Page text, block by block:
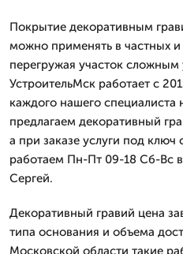
Покрытие декоративным
можно применять в частных
перегружая участок
УстроительМск работает с
каждого нашего специалиста
предлагаем декоративный
а при заказе услуги под
работаем Пн-Пт 09-18 Сб-Вс
Сергей.
Декоративный гравий цена
типа основания и объема
Московской области такие